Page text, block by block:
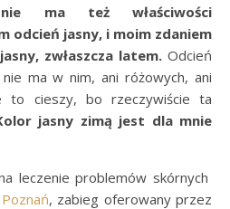
nie ma też właściwości
odcień jasny, i moim zdaniem
zwłaszcza latem. Odcień
ma w nim, ani różowych, ani
to cieszy, bo rzeczywiście ta
jasny zimą jest dla mnie
leczenie problemów skórnych
, zabieg oferowany przez